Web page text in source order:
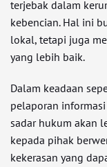
terjebak dalam
kebencian. Hal ini
lokal, tetapi juga
yang lebih baik.
Dalam keadaan
pelaporan
sadar hukum akan
kepada pihak
kekerasan yang